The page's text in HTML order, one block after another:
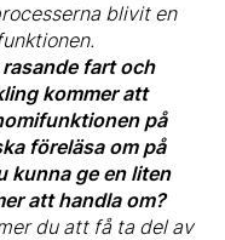
blivit en
fart och
kommer att
på
föreläsa om på
kunna ge en liten
att handla om?
du att få ta del av